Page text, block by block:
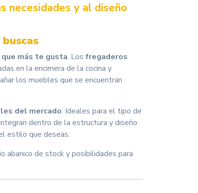
necesidades y al diseño
más te gusta. Los fregaderos
en la encimera de la cocina y
los muebles que se encuentran
del mercado. Ideales para el tipo de
dentro de la estructura y diseño
estilo que deseas.
abanico de stock y posibilidades para